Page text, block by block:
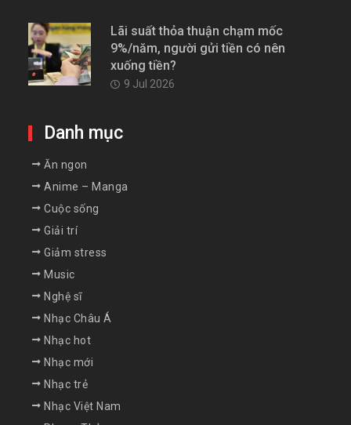
Lãi suất thỏa thuận chạm mốc
9%/năm, người gửi tiền có nên
xuống tiền?
9 Jul 2026
Danh mục
Ăn ngon
Anime – Manga
Cuộc sống
Giải trí
Giảm stress
Music
Nghệ sĩ
Nhạc Châu Á
Nhạc hot
Nhạc mới
Nhạc trẻ
Nhạc Việt Nam